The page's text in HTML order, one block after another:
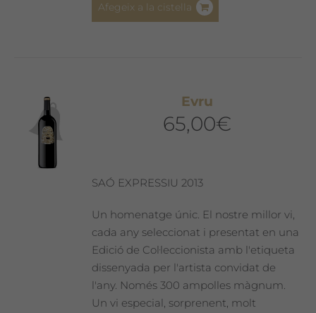
Afegeix a la cistella
Evru
65,00€
SAÓ EXPRESSIU 2013
Un homenatge únic. El nostre millor vi,
cada any seleccionat i presentat en una
Edició de Col·leccionista amb l'etiqueta
dissenyada per l'artista convidat de
l'any. Només 300 ampolles màgnum.
Un vi especial, sorprenent, molt